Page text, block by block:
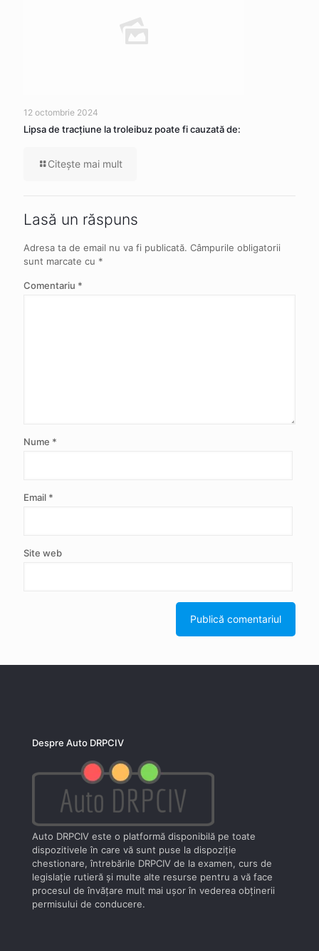
12 octombrie 2024
Lipsa de tracţiune la troleibuz poate fi cauzată de:
Citeşte mai mult
Lasă un răspuns
Adresa ta de email nu va fi publicată. Câmpurile obligatorii
sunt marcate cu *
Comentariu *
Nume *
Email *
Site web
Despre Auto DRPCIV
Auto DRPCIV este o platformă disponibilă pe toate
dispozitivele în care vă sunt puse la dispoziţie
chestionare, întrebările DRPCIV de la examen, curs de
legislaţie rutieră şi multe alte resurse pentru a vă face
procesul de învăţare mult mai uşor în vederea obţinerii
permisului de conducere.